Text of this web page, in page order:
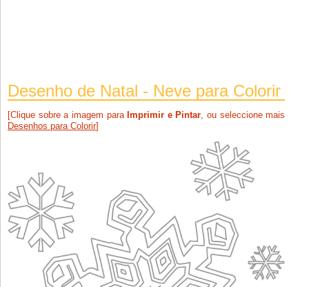
Desenho de Natal - Neve para Colorir
[Clique sobre a imagem para Imprimir e Pintar, ou seleccione mais
Desenhos para Colorir]